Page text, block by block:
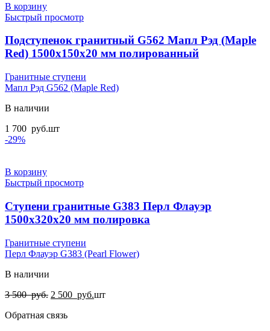
В корзину
Быстрый просмотр
Подступенок гранитный G562 Мапл Рэд (Maple
Red) 1500x150x20 мм полированный
Гранитные ступени
Мапл Рэд G562 (Maple Red)
В наличии
1 700 руб.шт
-29%
В корзину
Быстрый просмотр
Ступени гранитные G383 Перл Флауэр
1500х320х20 мм полировка
Гранитные ступени
Перл Флауэр G383 (Pearl Flower)
В наличии
3 500руб. Первоначальная
составляла
2 500 руб.Текущая
шт
Обратная связь